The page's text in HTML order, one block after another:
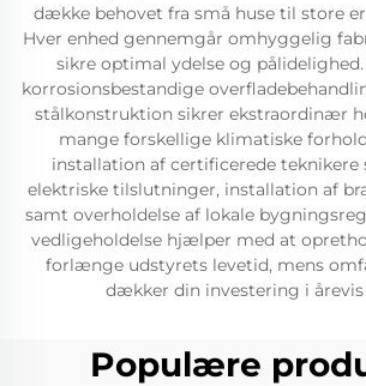
dække behovet fra små huse til store
Hver enhed gennemgår omhyggelig
sikre optimal ydelse og
korrosionsbestandige
stålkonstruktion sikrer ekstraordinær
mange forskellige klimatiske
installation af certificerede teknikere
elektriske tilslutninger, installation af
samt overholdelse af lokale
vedligeholdelse hjælper med at
forlænge udstyrets levetid, mens
dækker din investering i årevis
Populære